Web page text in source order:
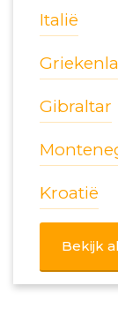
Italië
Gibraltar
Kroatië
Bekijk